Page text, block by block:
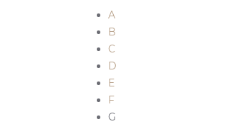
A
B
C
D
E
F
G